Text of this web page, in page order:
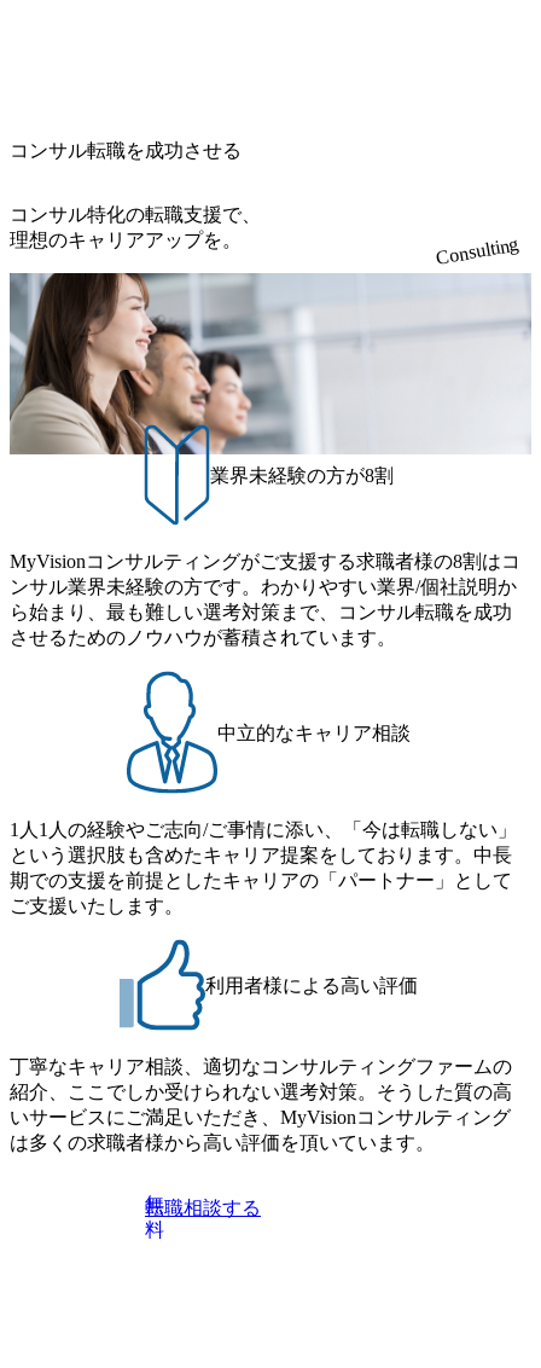
コンサル転職を成功させる
コンサル特化の転職支援で、
理想のキャリアアップを。
Consulting
業界未経験の方が8割
MyVisionコンサルティングがご支援する求職者様の8割はコ
ンサル業界未経験の方です。わかりやすい業界/個社説明か
ら始まり、最も難しい選考対策まで、コンサル転職を成功
させるためのノウハウが蓄積されています。
中立的なキャリア相談
1人1人の経験やご志向/ご事情に添い、「今は転職しない」
という選択肢も含めたキャリア提案をしております。中長
期での支援を前提としたキャリアの「パートナー」として
ご支援いたします。
利用者様による高い評価
丁寧なキャリア相談、適切なコンサルティングファームの
紹介、ここでしか受けられない選考対策。そうした質の高
いサービスにご満足いただき、MyVisionコンサルティング
は多くの求職者様から高い評価を頂いています。
無
料
転職相談する